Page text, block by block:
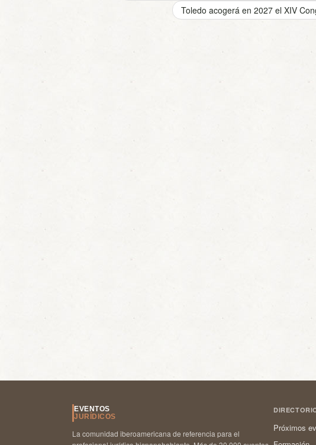
Toledo acogerá en 2027 el XIV
EVENTOS
JURÍDICOS
La comunidad iberoamericana de referencia para el
Próximos